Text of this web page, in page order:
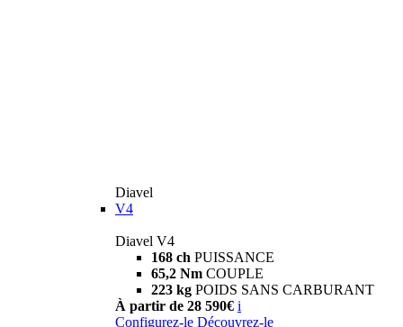
Diavel
V4
Diavel V4
168 ch PUISSANCE
65,2 Nm COUPLE
223 kg POIDS SANS CARBURANT
À partir de 28 590€ i
Configurez-le Découvrez-le